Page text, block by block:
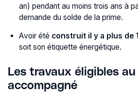
an) pendant au moins trois ans à
demande du solde de la prime.
Avoir été construit il y a plus de
soit son étiquette énergétique.
Les travaux éligibles
accompagné